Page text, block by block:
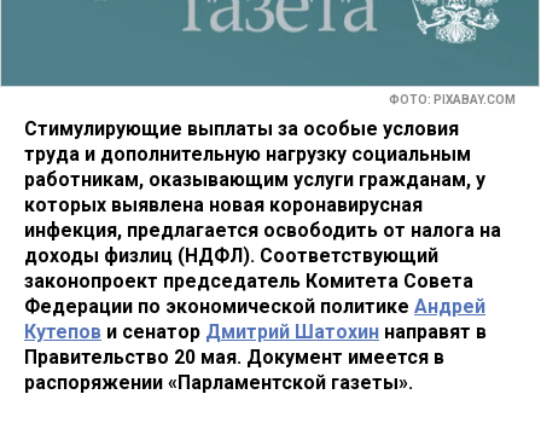
ФОТО: PIXABAY.COM
Стимулирующие выплаты за особые условия
труда и дополнительную нагрузку социальным
работникам, оказывающим услуги гражданам, у
которых выявлена новая коронавирусная
инфекция, предлагается освободить от налога на
доходы физлиц (НДФЛ). Соответствующий
законопроект председатель Комитета Совета
Федерации по экономической политике Андрей
Кутепов и сенатор Дмитрий Шатохин направят в
Правительство 20 мая. Документ имеется в
распоряжении «Парламентской газеты».